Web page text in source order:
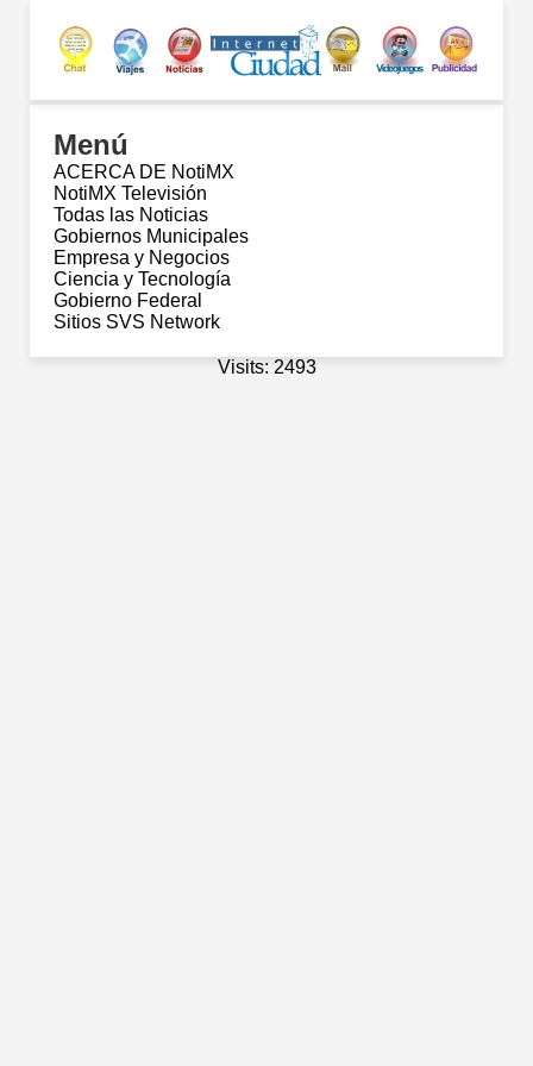
Menú
ACERCA DE NotiMX
NotiMX Televisión
Todas las Noticias
Gobiernos Municipales
Empresa y Negocios
Ciencia y Tecnología
Gobierno Federal
Sitios SVS Network
Visits: 2493